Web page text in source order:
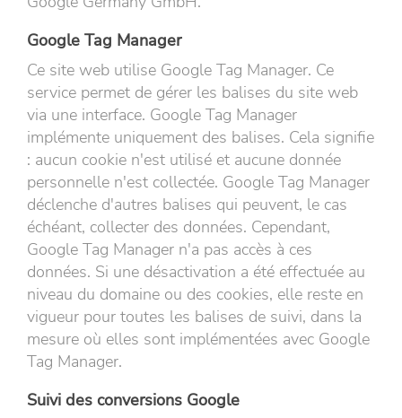
Google Tag Manager
Ce site web utilise Google Tag Manager. Ce
service permet de gérer les balises du site web
via une interface. Google Tag Manager
implémente uniquement des balises. Cela signifie
: aucun cookie n'est utilisé et aucune donnée
personnelle n'est collectée. Google Tag Manager
déclenche d'autres balises qui peuvent, le cas
échéant, collecter des données. Cependant,
Google Tag Manager n'a pas accès à ces
données. Si une désactivation a été effectuée au
niveau du domaine ou des cookies, elle reste en
vigueur pour toutes les balises de suivi, dans la
mesure où elles sont implémentées avec Google
Tag Manager.
Suivi des conversions Google